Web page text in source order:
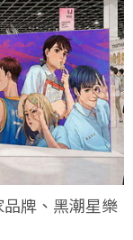
牌、黑潮星樂